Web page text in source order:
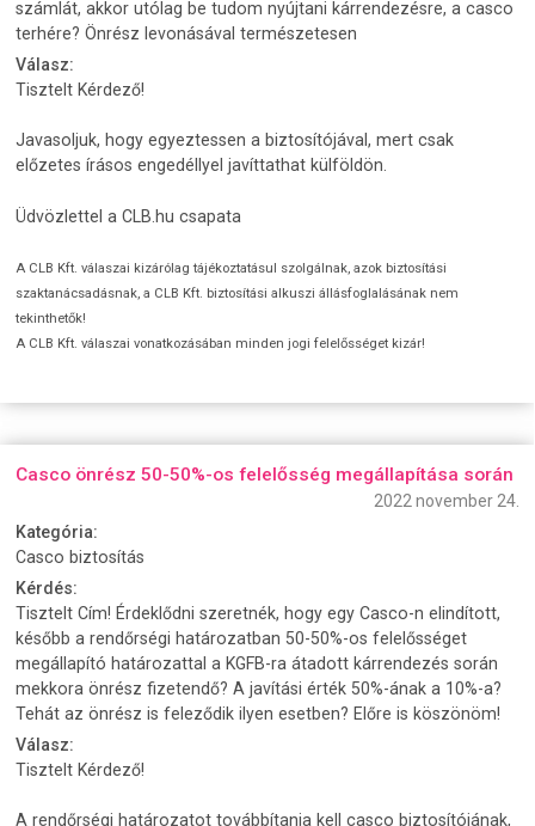
számlát, akkor utólag be tudom nyújtani kárrendezésre, a casco
terhére? Önrész levonásával természetesen
Válasz:
Tisztelt Kérdező!
Javasoljuk, hogy egyeztessen a biztosítójával, mert csak
előzetes írásos engedéllyel javíttathat külföldön.
Üdvözlettel a CLB.hu csapata
A CLB Kft. válaszai kizárólag tájékoztatásul szolgálnak, azok biztosítási
szaktanácsadásnak, a CLB Kft. biztosítási alkuszi állásfoglalásának nem
tekinthetők!
A CLB Kft. válaszai vonatkozásában minden jogi felelősséget kizár!
Casco önrész 50-50%-os felelősség megállapítása során
2022 november 24.
Kategória:
Casco biztosítás
Kérdés:
Tisztelt Cím! Érdeklődni szeretnék, hogy egy Casco-n elindított,
később a rendőrségi határozatban 50-50%-os felelősséget
megállapító határozattal a KGFB-ra átadott kárrendezés során
mekkora önrész fizetendő? A javítási érték 50%-ának a 10%-a?
Tehát az önrész is feleződik ilyen esetben? Előre is köszönöm!
Válasz:
Tisztelt Kérdező!
A rendőrségi határozatot továbbítania kell casco biztosítójának,